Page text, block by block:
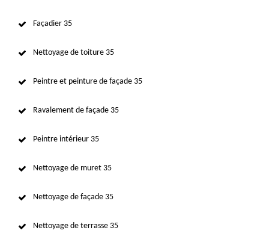
Façadier 35
Nettoyage de toiture 35
Peintre et peinture de façade 35
Ravalement de façade 35
Peintre intérieur 35
Nettoyage de muret 35
Nettoyage de façade 35
Nettoyage de terrasse 35